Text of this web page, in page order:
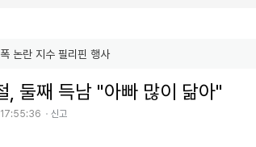
, 둘째 득남 "아빠 많이 닮아"
신고